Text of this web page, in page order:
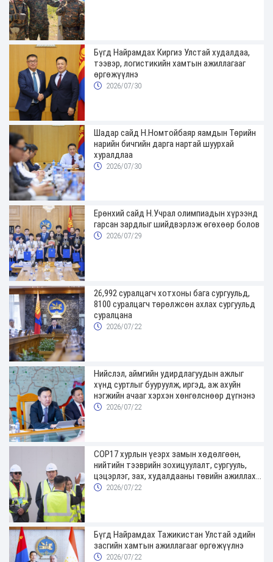
Бүгд Найрамдах Киргиз Улстай худалдаа,
тээвэр, логистикийн хамтын ажиллагааг
өргөжүүлнэ
2026/07/30
Шадар сайд Н.Номтойбаяр яамдын Төрийн
нарийн бичгийн дарга нартай шуурхай
хуралдлаа
2026/07/30
Ерөнхий сайд Н.Учрал олимпиадын хүрээнд
гарсан зардлыг шийдвэрлэж өгөхөөр болов
2026/07/29
26,992 суралцагч хотхоны бага сургуульд,
8100 суралцагч төрөлжсөн ахлах сургуульд
суралцана
2026/07/22
Нийслэл, аймгийн удирдлагуудын ажлыг
хүнд суртлыг бууруулж, иргэд, аж ахуйн
нэгжийн ачааг хэрхэн хөнгөлснөөр дүгнэнэ
2026/07/22
COP17 хурлын үеэрх замын хөдөлгөөн,
нийтийн тээврийн зохицуулалт, сургууль,
цэцэрлэг, зах, худалдааны төвийн ажиллах
хуваарийг гаргаж, иргэдэд мэдээлэхийг
2026/07/22
Бүгд Найрамдах Тажикистан Улстай эдийн
засгийн хамтын ажиллагааг өргөжүүлнэ
2026/07/22